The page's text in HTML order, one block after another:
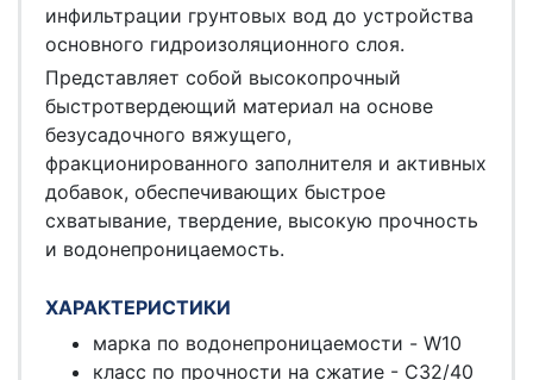
инфильтрации грунтовых вод до устройства
основного гидроизоляционного слоя.
Представляет собой высокопрочный
быстротвердеющий материал на основе
безусадочного вяжущего,
фракционированного заполнителя и активных
добавок, обеспечивающих быстрое
схватывание, твердение, высокую прочность
и водонепроницаемость.
ХАРАКТЕРИСТИКИ
марка по водонепроницаемости - W10
класс по прочности на сжатие - С32/40